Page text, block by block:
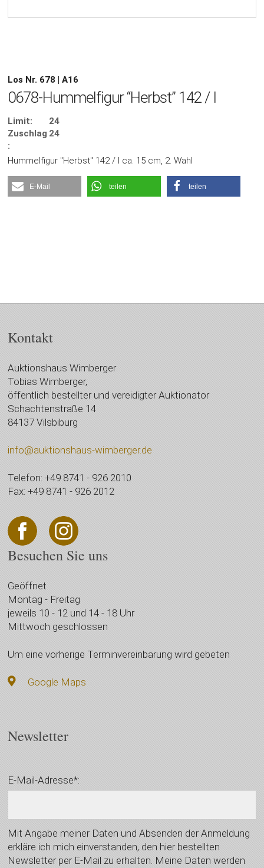
Los Nr. 678 | A16
0678-Hummelfigur “Herbst” 142 / I
Limit:
24
Zuschlag
:
24
Hummelfigur "Herbst" 142 / I ca. 15 cm, 2. Wahl
E-Mail teilen teilen
Kontakt
Auktionshaus Wimberger
Tobias Wimberger,
öffentlich bestellter und vereidigter Auktionator
Schachtenstraße 14
84137 Vilsbiburg
info@auktionshaus-wimberger.de
Telefon: +49 8741 - 926 2010
Fax: +49 8741 - 926 2012
Besuchen Sie uns
Geöffnet
Montag - Freitag
jeweils 10 - 12 und 14 - 18 Uhr
Mittwoch geschlossen
Um eine vorherige Terminvereinbarung wird gebeten
Google Maps
Newsletter
E-Mail-Adresse*:
Mit Angabe meiner Daten und Absenden der Anmeldung
erkläre ich mich einverstanden, den hier bestellten
Newsletter per E-Mail zu erhalten. Meine Daten werden